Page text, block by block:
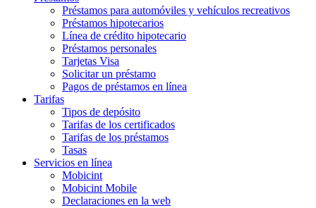
Préstamos para automóviles y vehículos recreativos
Préstamos hipotecarios
Línea de crédito hipotecario
Préstamos personales
Tarjetas Visa
Solicitar un préstamo
Pagos de préstamos en línea
Tarifas
Tipos de depósito
Tarifas de los certificados
Tarifas de los préstamos
Tasas
Servicios en línea
Mobicint
Mobicint Mobile
Declaraciones en la web